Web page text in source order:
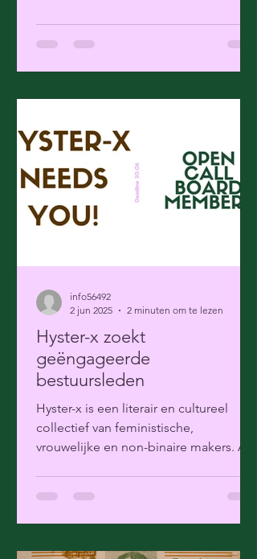
Hyster-x zoekt
geëngageerde
bestuursleden
Hyster-x is een literair en cultureel
collectief van feministische,
vrouwelijke en non-binaire makers. Al
info56492
2 jun 2025
2 minuten om te lezen